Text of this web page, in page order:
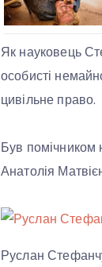
Як науковець
особисті
цивільне право.
Був помічником
Анатолія
Руслан